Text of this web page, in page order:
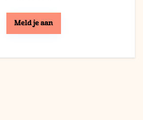
Meld je aan